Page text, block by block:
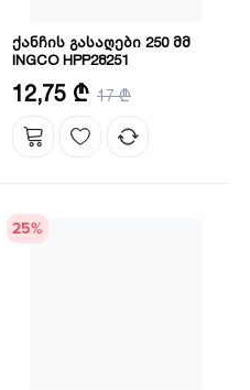
ქანჩის გასაღები 250 მმ
INGCO HPP28251
ზომა: 10"/250 მმ
მაქსიმალური სიგანე: 50 მმ
12,75 ₾ 17 ₾
25%